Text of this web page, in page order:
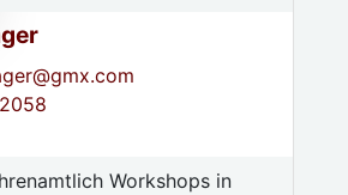
Workshops in